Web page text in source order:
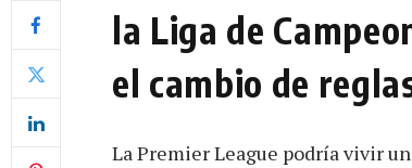
la Liga de
el cambio de
La Premier League podría vivir